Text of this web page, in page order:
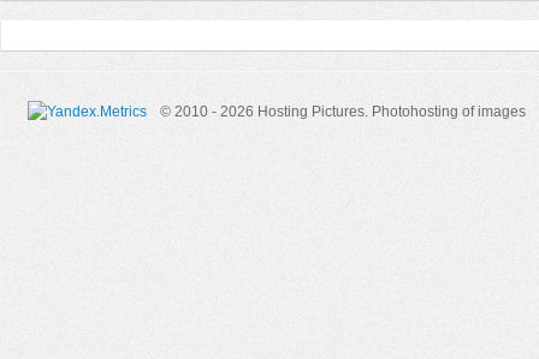
© 2010 - 2026 Hosting Pictures. Photohosting of images